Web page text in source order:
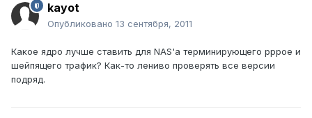
kayot
Опубликовано 13 сентября, 2011
Какое ядро лучше ставить для NAS'a терминирующего pppoe и
шейпящего трафик? Как-то лениво проверять все версии
подряд.